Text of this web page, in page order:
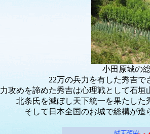
小田原城の
22万の兵力を有した秀吉
力攻めを諦めた秀吉は心理戦として石
北条氏を滅ぼし天下統一を果たし
そして日本全国のお城で総構が